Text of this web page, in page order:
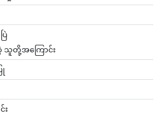
သူတို့အကြောင်း
း